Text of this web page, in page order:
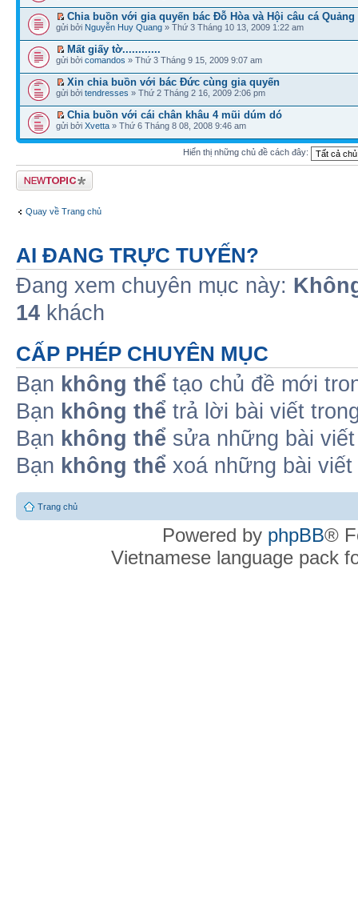
Chia buồn với gia quyến bác Đỗ Hòa và Hội câu cá Quảng
gửi bởi Nguyễn Huy Quang » Thứ 3 Tháng 10 13, 2009 1:22 am
Mất giấy tờ............
gửi bởi comandos » Thứ 3 Tháng 9 15, 2009 9:07 am
Xin chia buồn với bác Đức cùng gia quyến
gửi bởi tendresses » Thứ 2 Tháng 2 16, 2009 2:06 pm
Chia buồn với cái chân khâu 4 mũi dúm dó
gửi bởi Xvetta » Thứ 6 Tháng 8 08, 2008 9:46 am
Hiển thị những chủ đề cách đây:
Tạo chủ đề mới
Quay về Trang chủ
AI ĐANG TRỰC TUYẾN?
Đang xem chuyên mục này:
14 khách
CẤP PHÉP CHUYÊN MỤC
Bạn không thể tạo chủ đề mới
Bạn không thể trả lời bài viết
Bạn không thể sửa những bài
Bạn không thể xoá những bài
Trang chủ
Powered by phpBB®
Vietnamese language pack